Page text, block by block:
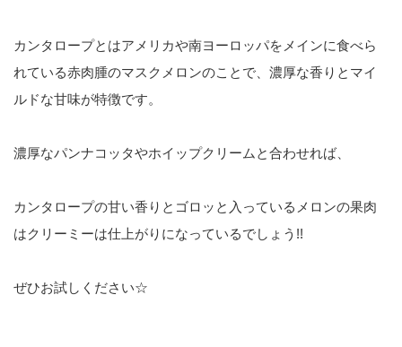
カンタロープとはアメリカや南ヨーロッパをメインに食べら
れている赤肉腫のマスクメロンのことで、濃厚な香りとマイ
ルドな甘味が特徴です。
濃厚なパンナコッタやホイップクリームと合わせれば、
カンタロープの甘い香りとゴロッと入っているメロンの果肉
はクリーミーは仕上がりになっているでしょう!!
ぜひお試しください☆